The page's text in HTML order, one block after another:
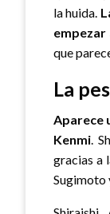
la huida.
empezar
que
La
Aparece
Kenmi.
gracias a
Sugimoto